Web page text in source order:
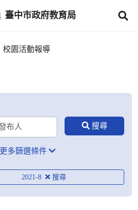
臺中市政府教育局
校園活動報導
更多篩選條件
2021-8